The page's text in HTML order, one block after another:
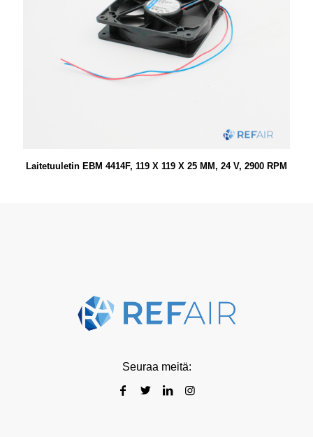
Laitetuuletin EBM 4414F, 119 X 119 X 25 MM, 24 V, 2900 RPM
Seuraa meitä: